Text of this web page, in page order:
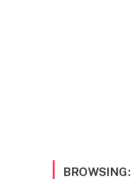
BROWSING: